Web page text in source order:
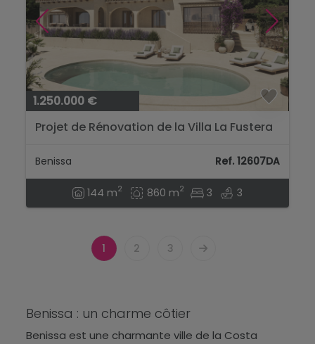
1.250.000 €
Projet de Rénovation de la Villa La Fustera
Benissa Ref. 12607DA
144 m2 860 m2 3 3
1 2 3
Benissa : un charme côtier
Benissa est une charmante ville de la Costa